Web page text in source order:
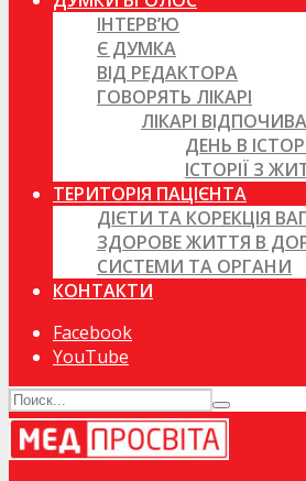
ІНТЕРВ’Ю
Є ДУМКА
ВІД РЕДАКТОРА
ГОВОРЯТЬ ЛІКАРІ
ЛІКАРІ
ДЕНЬ В
ІСТОРІЇ З
ТЕРИТОРІЯ ПАЦІЄНТА
ДІЄТИ ТА КОРЕКЦІЯ
ЗДОРОВЕ ЖИТТЯ В
СИСТЕМИ ТА ОРГАНИ
КОНТАКТИ
Facebook
YouTube